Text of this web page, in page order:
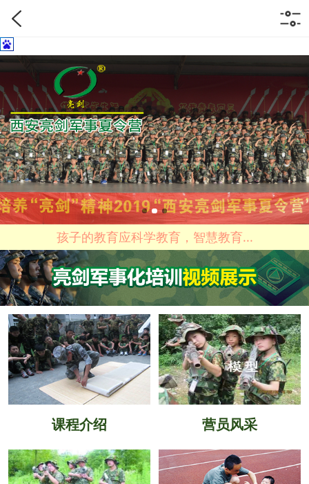
孩子的教育应科学教育，智慧教育...
课程介绍 营员风采